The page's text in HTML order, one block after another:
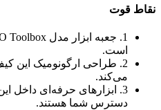
نقاط قوت
است.
2. طراحی ارگونومیک این
می‌کند.
3. ابزارهای حرفه‌ای داخل
دسترس شما هستند.